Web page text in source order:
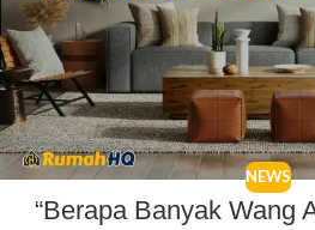
NEWS
“Berapa Banyak Wang